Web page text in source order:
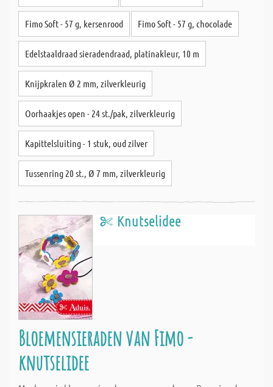
Fimo Soft - 57 g, kersenrood Fimo Soft - 57 g, chocolade
Edelstaaldraad sieradendraad, platinakleur, 10 m
Knijpkralen Ø 2 mm, zilverkleurig
Oorhaakjes open - 24 st./pak, zilverkleurig
Kapittelsluiting - 1 stuk, oud zilver
Tussenring 20 st., Ø 7 mm, zilverkleurig
Knutselidee
Bloemensieraden van Fimo -
knutselidee